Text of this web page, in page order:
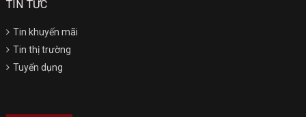
TIN TỨC
Tin khuyến mãi
Tin thị trường
Tuyển dụng